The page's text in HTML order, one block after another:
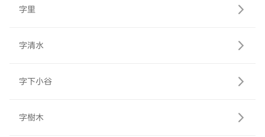
字里
字清水
字下小谷
字樹木